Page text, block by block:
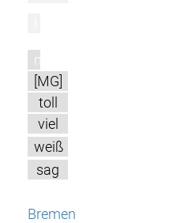
m
[MG]
toll
viel
weiß
sag
Bremen